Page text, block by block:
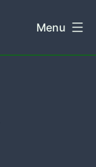
Menu